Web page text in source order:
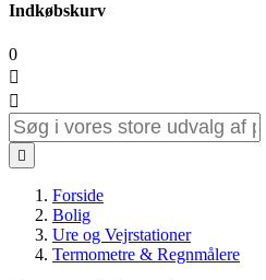
Indkøbskurv
0



Forside
Bolig
Ure og Vejrstationer
Termometre & Regnmålere